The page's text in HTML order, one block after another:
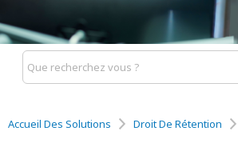
Accueil Des Solutions Droit De Rétention